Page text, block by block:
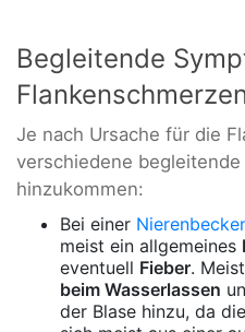
Begleitende
Je nach Ursache für die
verschiedene
hinzukommen:
Bei einer
meist ein allgemeines
eventuell Fieber.
beim Wasserlassen
der Blase hinzu, da